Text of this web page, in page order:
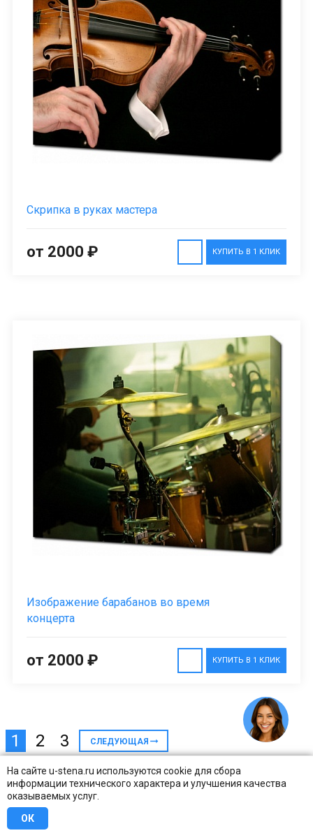
На сайте u-stena.ru используются cookie для сбора
информации технического характера и улучшения качества
оказываемых услуг.
ОК
Скрипка в руках мастера
КУПИТЬ В 1 КЛИК
от 2000 ₽
Изображение барабанов во время
концерта
КУПИТЬ В 1 КЛИК
от 2000 ₽
1 2 3 СЛЕДУЮЩАЯ